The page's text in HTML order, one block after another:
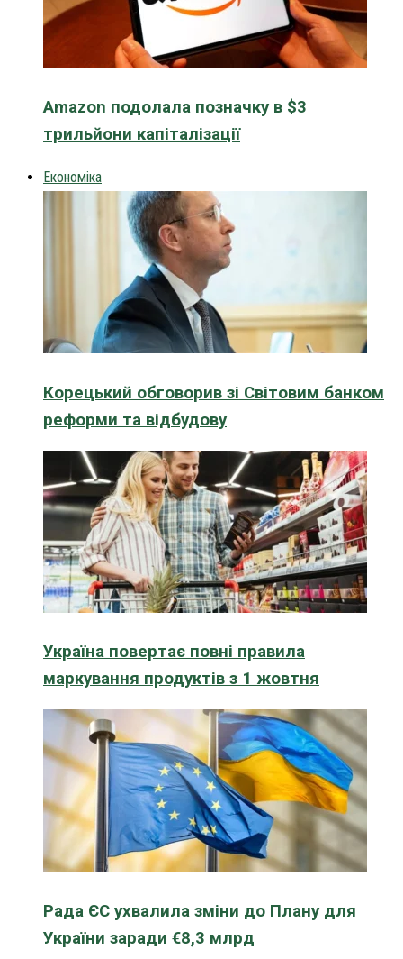
Amazon подолала позначку в $3
трильйони капіталізації
Економіка
Корецький обговорив зі Світовим банком
реформи та відбудову
Україна повертає повні правила
маркування продуктів з 1 жовтня
Рада ЄС ухвалила зміни до Плану для
України заради €8,3 млрд